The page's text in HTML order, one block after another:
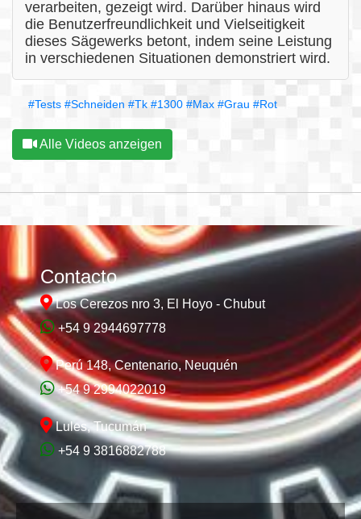
verarbeiten, gezeigt wird. Darüber hinaus wird
die Benutzerfreundlichkeit und Vielseitigkeit
dieses Sägewerks betont, indem seine Leistung
in verschiedenen Situationen demonstriert wird.
#Tests #Schneiden #Tk #1300 #Max #Grau #Rot
Alle Videos anzeigen
Contacto
Los Cerezos nro 3, El Hoyo - Chubut
+54 9 2944697778
Perú 148, Centenario, Neuquén
+54 9 2994022019
Lules, Tucumán
+54 9 3816882788